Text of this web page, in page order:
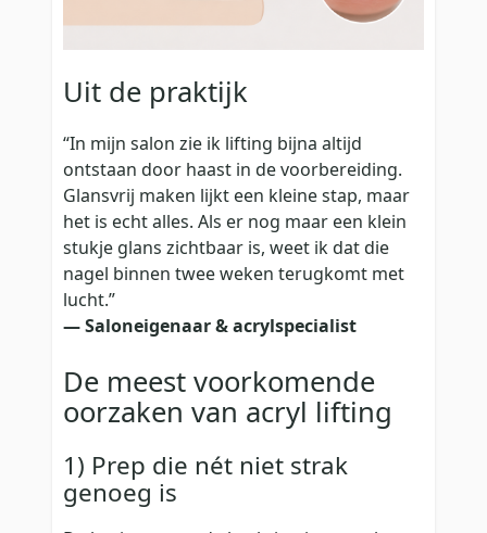
Uit de praktijk
“In mijn salon zie ik lifting bijna altijd
ontstaan door haast in de voorbereiding.
Glansvrij maken lijkt een kleine stap, maar
het is echt alles. Als er nog maar een klein
stukje glans zichtbaar is, weet ik dat die
nagel binnen twee weken terugkomt met
lucht.”
— Saloneigenaar & acrylspecialist
De meest voorkomende
oorzaken van acryl lifting
1) Prep die nét niet strak
genoeg is